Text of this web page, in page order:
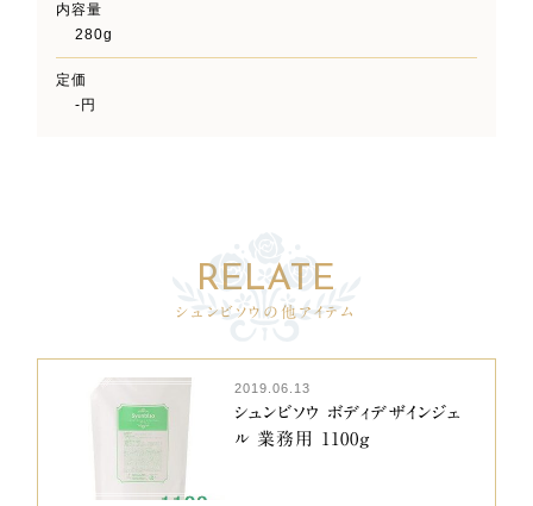
内容量
280g
定価
-円
シュンビソウの他アイテム
2019.06.13
シュンビソウ ボディデザインジェ
ル 業務用 1100g